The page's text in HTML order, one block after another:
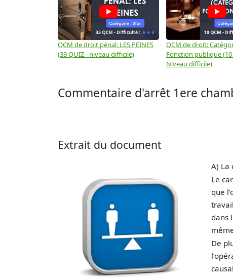
QCM de droit pénal: LES PEINES
(33 QUIZ - niveau difficile)
QCM de droit:
Fonction publique (10
Niveau difficile)
Commentaire d'arrêt 1ere
Extrait du document
A) La
Le
que
dans
De